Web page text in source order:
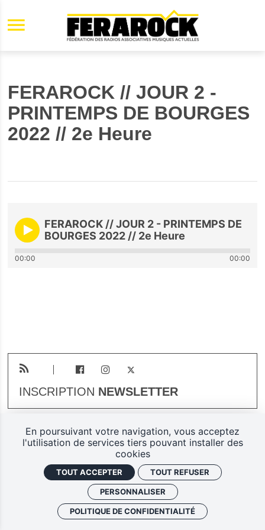
Aller au contenu principal
FERAROCK // JOUR 2 -
PRINTEMPS DE BOURGES
2022 // 2e Heure
FERAROCK // JOUR 2 - PRINTEMPS DE
BOURGES 2022 // 2e Heure
00:00 00:00
INSCRIPTION NEWSLETTER
Plan du site
Mentions légales
Politique de confidentialité
Ferarock.org, une réalisation
En poursuivant votre navigation, vous acceptez
l'utilisation de services tiers pouvant installer des
cookies
TOUT ACCEPTER TOUT REFUSER
PERSONNALISER
POLITIQUE DE CONFIDENTIALITÉ